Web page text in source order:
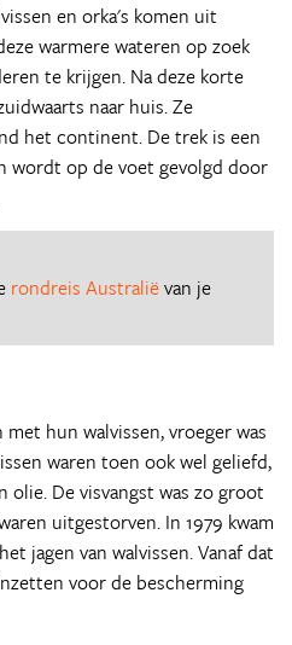
en orka's komen uit
warmere wateren op zoek
te krijgen. Na deze korte
naar huis. Ze
het continent. De trek is een
wordt op de voet gevolgd door
rondreis Australiëvan je
hun walvissen, vroeger was
waren toen ook wel geliefd,
olie. De visvangst was zo groot
uitgestorven. In 1979 kwam
jagen van walvissen. Vanaf dat
voor de bescherming